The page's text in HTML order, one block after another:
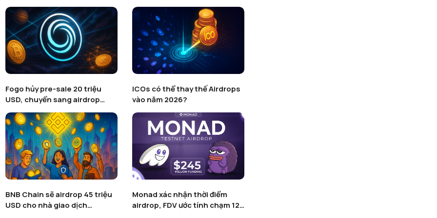
ICOs có thể thay thế Airdrops
vào năm 2026?
aPriori bị tố tự tạo 14.000 ví để
farm airdrop chính mình
Monad xác nhận thời điểm
airdrop, FDV ước tính chạm 12
SĂN AIRDROP VỚI CAMP
NETWORK - LAYER 1 ĐƯỢC